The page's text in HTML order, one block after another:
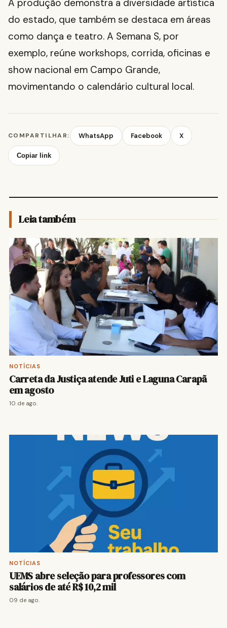
A produção demonstra a diversidade artística
do estado, que também se destaca em áreas
como dança e teatro. A Semana S, por
exemplo, reúne workshops, corrida, oficinas e
show nacional em Campo Grande,
movimentando o calendário cultural local.
COMPARTILHAR: WhatsApp Facebook X
Copiar link
Leia também
NOTÍCIAS
Carreta da Justiça atende Juti e Laguna Carapã
em agosto
10 de ago.
NOTÍCIAS
UEMS abre seleção para professores com
salários de até R$ 10,2 mil
09 de ago.